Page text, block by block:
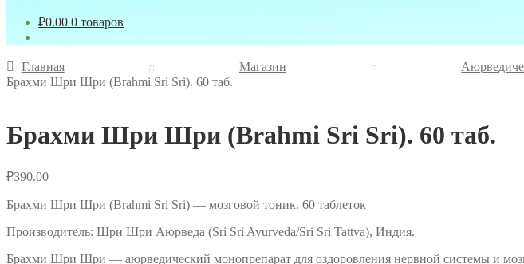
₽0.00 0 товаров
Главная Магазин
Брахми Шри Шри (Brahmi Sri Sri). 60 таб.
Брахми Шри Шри (Brahmi Sri Sri). 60 таб.
₽390.00
Брахми Шри Шри (Brahmi Sri Sri) — мозговой тоник. 60 таблеток
Производитель: Шри Шри Аюрведа (Sri Sri Ayurveda/Sri Sri Tattva), Индия.
Брахми Шри Шри — аюрведический монопрепарат для оздоровления нервной системы и